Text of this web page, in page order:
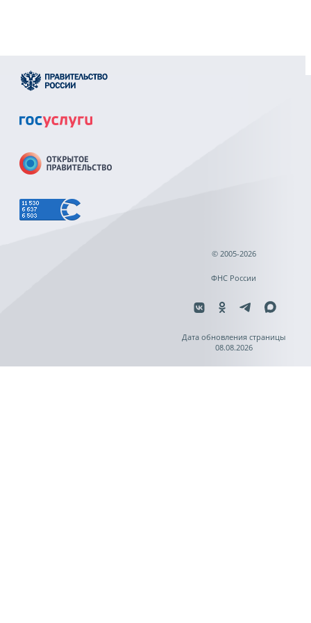
© 2005-2026
ФНС России
Дата обновления страницы
08.08.2026